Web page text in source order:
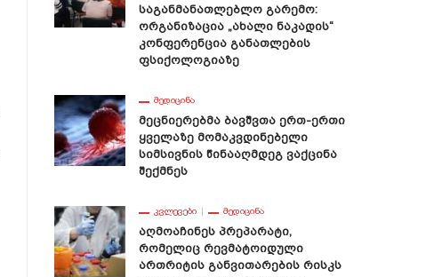
Საგანმანათლებლო Გარემო:
Ორგანიზაცია „ახალი Ნაკადის“
Კონფერენცია Განათლების
Ფსიქოლოგიაზე
ᲛᲔᲓᲘᲪᲘᲜᲐ
Მეცნიერებმა Ბავშვთა Ერთ-Ერთი
Ყველაზე Მომაკვდინებელი
Სიმსივნის Წინააღმდეგ Ვაქცინა
Შექმნეს
ᲙᲕᲚᲔᲕᲔᲑᲘ ᲛᲔᲓᲘᲪᲘᲜᲐ
Აღმოაჩინეს Პრეპარატი,
Რომელიც Რევმატოიდული
Ართრიტის Განვითარების Რისკს